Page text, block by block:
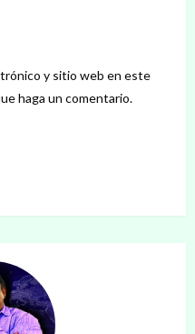
y sitio web en este
haga un comentario.